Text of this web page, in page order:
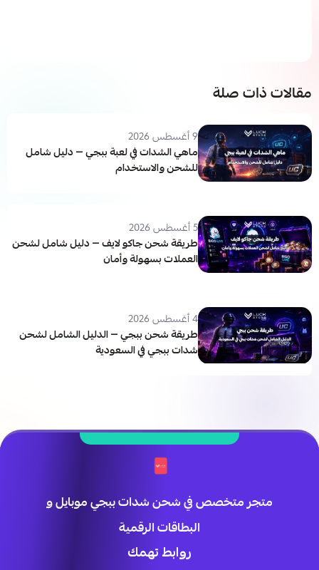
مقالات ذات صلة
9 أغسطس 2026
ماهي الشدات في لعبة ببجي — دليل شامل
للشحن والاستخدام
5 أغسطس 2026
طريقة شحن جاكو لايف — دليل شامل لشحن
العملات بسهولة وأمان
4 أغسطس 2026
طريقة شحن ببجي — الدليل الشامل لشحن
شدات ببجي في السعودية
متجر متخصص في شحن شدات ببجي موبايل و
البطاقات الرقمية
روابط تهمك